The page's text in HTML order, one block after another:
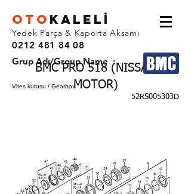
OTO KALEL İ
Yedek Parça & Kaporta Aksamı
0212 481 84 08
BMC PRO 518 (NISSAN
MOTOR)
Grup Adı/Group Name :
Vites kutusu / Gearbox
52RS005303D